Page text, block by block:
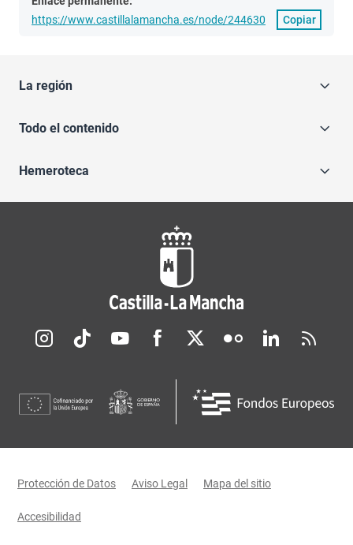
https://www.castillalamancha.es/node/244630
Copiar
La región
Todo el contenido
Hemeroteca
Redes sociales JCCM
Menú legal
Protección de Datos Aviso Legal Mapa del sitio
Accesibilidad